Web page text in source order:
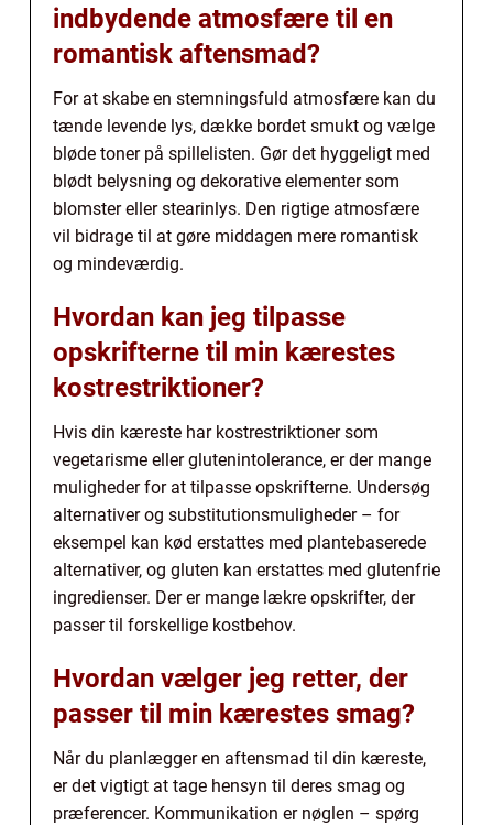
indbydende atmosfære til en
romantisk aftensmad?
For at skabe en stemningsfuld atmosfære kan du
tænde levende lys, dække bordet smukt og vælge
bløde toner på spillelisten. Gør det hyggeligt med
blødt belysning og dekorative elementer som
blomster eller stearinlys. Den rigtige atmosfære
vil bidrage til at gøre middagen mere romantisk
og mindeværdig.
Hvordan kan jeg tilpasse
opskrifterne til min kærestes
kostrestriktioner?
Hvis din kæreste har kostrestriktioner som
vegetarisme eller glutenintolerance, er der mange
muligheder for at tilpasse opskrifterne. Undersøg
alternativer og substitutionsmuligheder – for
eksempel kan kød erstattes med plantebaserede
alternativer, og gluten kan erstattes med glutenfrie
ingredienser. Der er mange lækre opskrifter, der
passer til forskellige kostbehov.
Hvordan vælger jeg retter, der
passer til min kærestes smag?
Når du planlægger en aftensmad til din kæreste,
er det vigtigt at tage hensyn til deres smag og
præferencer. Kommunikation er nøglen – spørg